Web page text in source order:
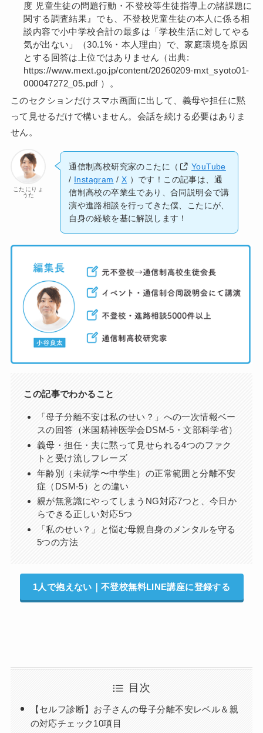
度 児童生徒の問題行動・不登校等生徒指導上の諸課題に
関する調査結果』でも、不登校児童生徒の本人に係る相
談内容で小中学校合計の最多は「学校生活に対してやる
気が出ない」（30.1%・本人理由）で、家庭環境を原因
とする回答は上位ではありません（出典:
https://www.mext.go.jp/content/20260209-mxt_syoto01-
000047272_05.pdf ）。
このセクションだけスマホ画面に出して、義母や担任に黙
って見せるだけで構いません。会話を続ける必要はありま
せん。
こたにりょ
うた
通信制高校研究家のこたに（
YouTube
/ Instagram / X ）です！この記事は、通
信制高校の卒業生であり、合同説明会で講
演や進路相談を行ってきた僕、こたにが、
自身の経験を基に解説します！
この記事でわかること
「母子分離不安は私のせい？」への一次情報ベー
スの回答（米国精神医学会DSM-5・文部科学省）
義母・担任・夫に黙って見せられる4つのファク
トと受け流しフレーズ
年齢別（未就学〜中学生）の正常範囲と分離不安
症（DSM-5）との違い
親が無意識にやってしまうNG対応7つと、今日か
らできる正しい対応5つ
「私のせい？」と悩む母親自身のメンタルを守る
5つの方法
1人で抱えない｜不登校無料LINE講座に登録する
目次
【セルフ診断】お子さんの母子分離不安レベル＆親
の対応チェック10項目